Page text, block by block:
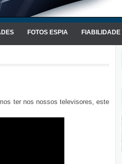
FOTOS ESPIA FIABILIDADE
ter nos nossos televisores, este